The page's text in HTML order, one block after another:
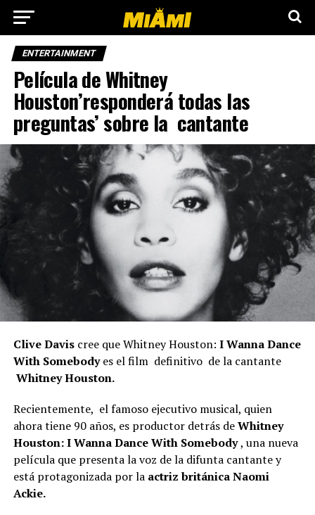
ENTERTAINMENT
Película de Whitney
Houston’responderá todas las
preguntas’ sobre la cantante
Clive Daviscree que Whitney Houston: I Wanna Dance
With Somebodyes el film definitivo de la cantante
Whitney Houston.
Recientemente, el famoso ejecutivo musical, quien
ahora tiene 90 años, es productor detrás deWhitney
Houston: I Wanna Dance With Somebody, una nueva
película que presenta la voz de la difunta cantante y
está protagonizada por laactriz británica Naomi
Ackie.